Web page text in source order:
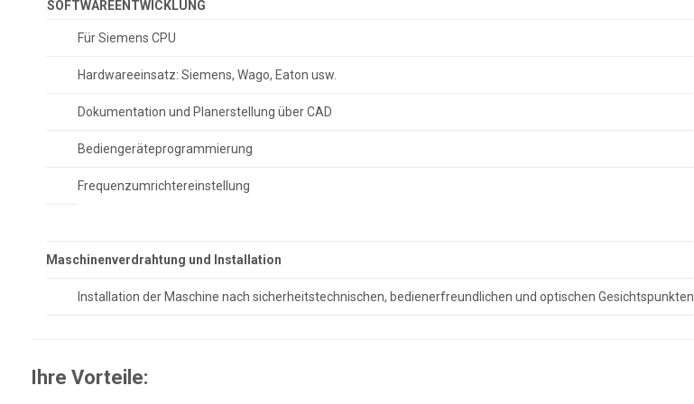
SOFTWAREENTWICKLUNG
Für Siemens CPU
Hardwareeinsatz: Siemens, Wago, Eaton usw.
Dokumentation und Planerstellung über CAD
Bediengeräteprogrammierung
Frequenzumrichtereinstellung
Maschinenverdrahtung und Installation
Installation der Maschine nach sicherheitstechnischen, bedienerfreundlichen und optischen Gesichtspunkten
Ihre Vorteile: